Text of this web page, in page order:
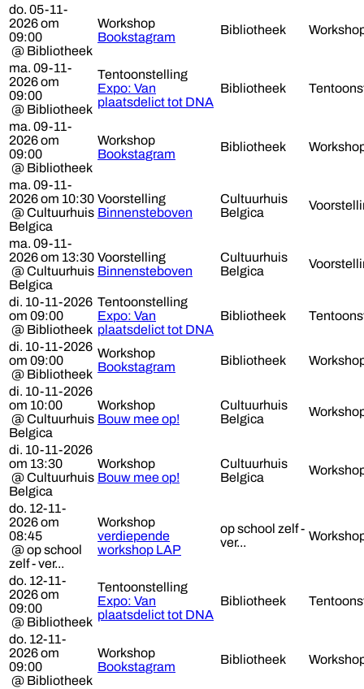
do. 05-11-
2026 om
09:00
@ Bibliotheek
Workshop
Bookstagram
Bibliotheek
ma. 09-11-
2026 om
09:00
@ Bibliotheek
Tentoonstelling
Expo: Van
plaatsdelict tot DNA
Bibliotheek
ma. 09-11-
2026 om
09:00
@ Bibliotheek
Workshop
Bookstagram
Bibliotheek
ma. 09-11-
2026 om 10:30
@ Cultuurhuis
Belgica
Voorstelling
Binnensteboven
Cultuurhuis
Belgica
ma. 09-11-
2026 om 13:30
@ Cultuurhuis
Belgica
Voorstelling
Binnensteboven
Cultuurhuis
Belgica
di. 10-11-2026
om 09:00
@ Bibliotheek
Tentoonstelling
Expo: Van
plaatsdelict tot DNA
Bibliotheek
di. 10-11-2026
om 09:00
@ Bibliotheek
Workshop
Bookstagram
Bibliotheek
di. 10-11-2026
om 10:00
@ Cultuurhuis
Belgica
Workshop
Bouw mee op!
Cultuurhuis
Belgica
di. 10-11-2026
om 13:30
@ Cultuurhuis
Belgica
Workshop
Bouw mee op!
Cultuurhuis
Belgica
do. 12-11-
2026 om
08:45
@ op school
zelf - ver...
Workshop
verdiepende
workshop LAP
op school zelf -
ver...
do. 12-11-
2026 om
09:00
@ Bibliotheek
Tentoonstelling
Expo: Van
plaatsdelict tot DNA
Bibliotheek
do. 12-11-
2026 om
09:00
@ Bibliotheek
Workshop
Bookstagram
Bibliotheek